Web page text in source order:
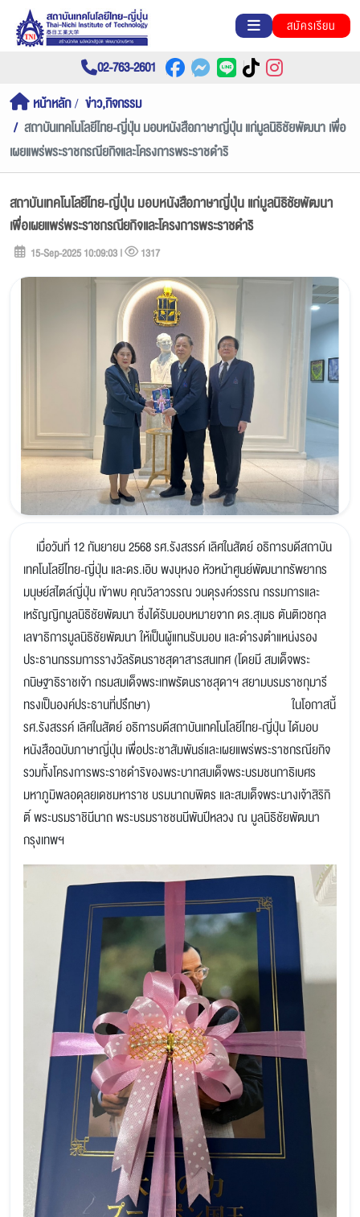
สมัครเรียน
02-763-2601
หน้าหลัก
ข่าว,กิจกรรม
สถาบันเทคโนโลยีไทย-ญี่ปุ่น มอบหนังสือภาษาญี่ปุ่น แก่มูลนิธิชัยพัฒนา เพื่อ
เผยแพร่พระราชกรณียกิจและโครงการพระราชดำริ
สถาบันเทคโนโลยีไทย-ญี่ปุ่น มอบหนังสือภาษาญี่ปุ่น แก่มูลนิธิชัยพัฒนา
เพื่อเผยแพร่พระราชกรณียกิจและโครงการพระราชดำริ
15-Sep-2025 10:09:03 | 1317
เมื่อวันที่ 12 กันยายน 2568 รศ.รังสรรค์ เลิศในสัตย์ อธิการบดีสถาบัน
เทคโนโลยีไทย-ญี่ปุ่น และดร.เอิบ พงบุหงอ หัวหน้าศูนย์พัฒนาทรัพยากร
มนุษย์สไตล์ญี่ปุ่น เข้าพบ คุณวิลาวรรณ วนดุรงค์วรรณ กรรมการและ
เหรัญญิกมูลนิธิชัยพัฒนา ซึ่งได้รับมอบหมายจาก ดร.สุเมธ ตันติเวชกุล
เลขาธิการมูลนิธิชัยพัฒนา ให้เป็นผู้แทนรับมอบ และดำรงตำแหน่งรอง
ประธานกรรมการรางวัลรัตนราชสุดาสารสนเทศ (โดยมี สมเด็จพระ
กนิษฐาธิราชเจ้า กรมสมเด็จพระเทพรัตนราชสุดาฯ สยามบรมราชกุมารี
ทรงเป็นองค์ประธานที่ปรึกษา) ในโอกาสนี้
รศ.รังสรรค์ เลิศในสัตย์ อธิการบดีสถาบันเทคโนโลยีไทย-ญี่ปุ่น ได้มอบ
หนังสือฉบับภาษาญี่ปุ่น เพื่อประชาสัมพันธ์และเผยแพร่พระราชกรณียกิจ
รวมทั้งโครงการพระราชดำริของพระบาทสมเด็จพระบรมชนกาธิเบศร
มหาภูมิพลอดุลยเดชมหาราช บรมนาถบพิตร และสมเด็จพระนางเจ้าสิริกิ
ติ์ พระบรมราชินีนาถ พระบรมราชชนนีพันปีหลวง ณ มูลนิธิชัยพัฒนา
กรุงเทพฯ